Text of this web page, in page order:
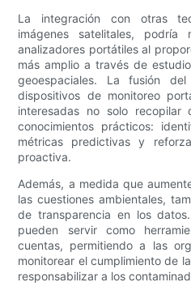
La integración con otras
imágenes satelitales,
analizadores portátiles al
más amplio a través de
geoespaciales. La fusión
dispositivos de monitoreo
interesadas no solo recopilar
conocimientos prácticos:
métricas predictivas y
proactiva.
Además, a medida que
las cuestiones ambientales,
de transparencia en los
pueden servir como
cuentas, permitiendo a las
monitorear el cumplimiento de
responsabilizar a los